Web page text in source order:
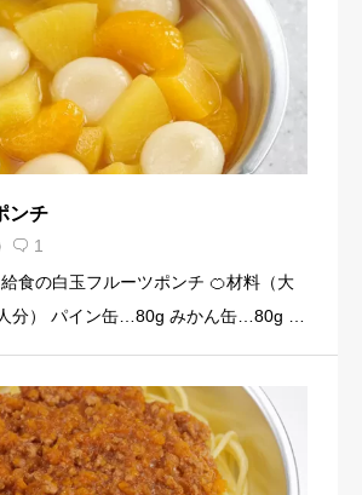
ンチ
 1
食の白玉フルーツポンチ 🍊材料（大
分） パイン缶…80g みかん缶…80g 黄
） 白玉粉… […]